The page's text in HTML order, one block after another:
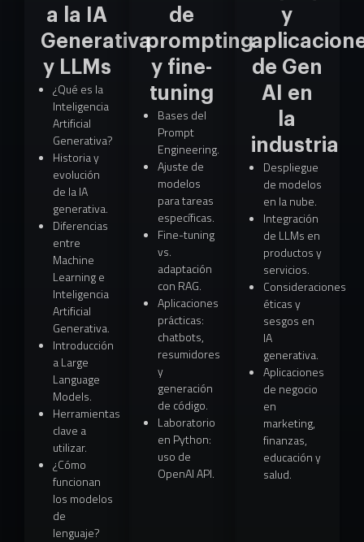
a la IA
Generativa
y LLMs
¿Qué es la
Inteligencia
Artificial
Generativa?
Historia y
evolución
de la IA
generativa.
Diferencias
entre
Machine
Learning e
Inteligencia
Artificial
Generativa.
Introducción
a Large
Language
Models.
Herramientas
clave a
utilizar.
¿Cómo
funcionan
los modelos
de
lenguaje?
de
prompting
y fine-
tuning
Bases del
Prompt
Engineering.
Ajuste de
modelos
para tareas
específicas.
Fine-tuning
vs.
adaptación
con RAG.
Aplicaciones
prácticas:
chatbots,
resumidores
y
generación
de código.
Laboratorio
en Python:
uso de
OpenAI API.
y
de Gen
AI en
la
industria
Despliegue
de modelos
en la nube.
Integración
de LLMs en
productos y
servicios.
Consideraciones
éticas y
sesgos en
IA
generativa.
Aplicaciones
de negocio
en
marketing,
finanzas,
educación y
salud.